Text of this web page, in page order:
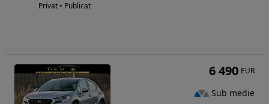
Privat • Publicat
6 490 EUR
Sub medie